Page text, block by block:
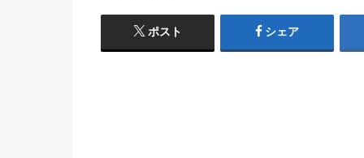
ポスト シェア